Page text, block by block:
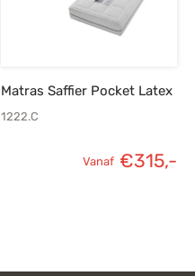
Matras Saffier Pocket Latex
1222.C
Vanaf €315,-